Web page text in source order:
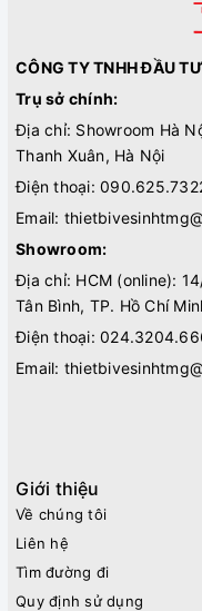
CÔNG TY TNHH ĐẦU
Trụ sở chính:
Địa chỉ: Showroom Hà
Thanh Xuân, Hà Nội
Điện thoại:
Email:
Showroom:
Địa chỉ: HCM (online):
Tân Bình, TP. Hồ Chí
Điện thoại:
Email:
Giới thiệu
Về chúng tôi
Liên hệ
Tìm đường đi
Quy định sử dụng